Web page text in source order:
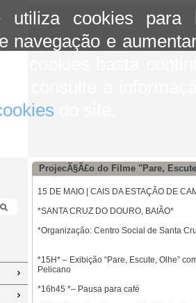
utiliza cookies para
navegação e
ProjecÃ§Ã£o do Filme "Pare,
15 DE MAIO | CAIS DA ESTAÇÃO DE
*SANTA CRUZ DO DOURO, BAIÃO*
*Organização: Centro Social de Santa
*15H* – Exibição “Pare, Escute, Olhe”
Pelicano
*16h45 *– Pausa para café